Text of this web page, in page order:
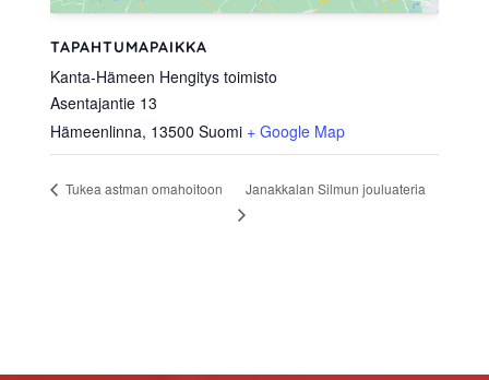
TAPAHTUMAPAIKKA
Kanta-Hämeen Hengitys toimisto
Asentajantie 13
Hämeenlinna, 13500 Suomi + Google Map
Tukea astman omahoitoon Janakkalan Silmun jouluateria